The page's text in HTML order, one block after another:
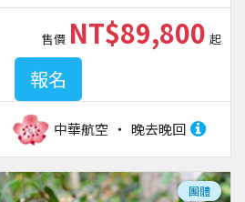
中華航空 晚去晚回
售價 NT$89,800 起
報名
團體